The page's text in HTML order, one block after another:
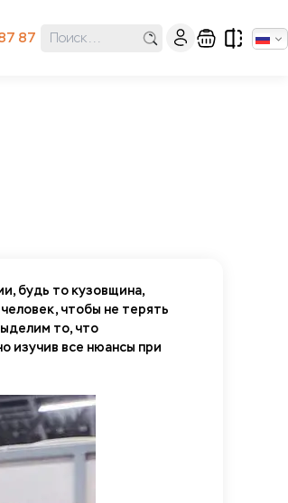
87
будь то кузовщина,
чтобы не терять
то, что
изучив все нюансы при